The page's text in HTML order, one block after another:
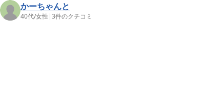
かーちゃんと
40代/女性 |3件のクチコミ